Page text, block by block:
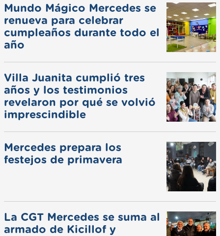
Mundo Mágico Mercedes se
renueva para celebrar
cumpleaños durante todo el
año
Villa Juanita cumplió tres
años y los testimonios
revelaron por qué se volvió
imprescindible
Mercedes prepara los
festejos de primavera
La CGT Mercedes se suma al
armado de Kicillof y